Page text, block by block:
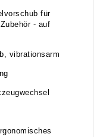
für
- auf
vibrationsarm